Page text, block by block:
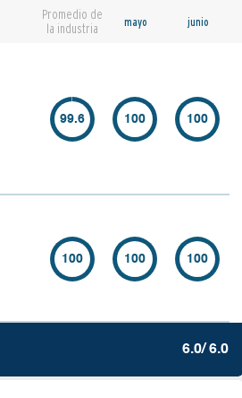
Promedio de
la industria
mayo junio
99.6 100 100
100 100 100
6.0/ 6.0